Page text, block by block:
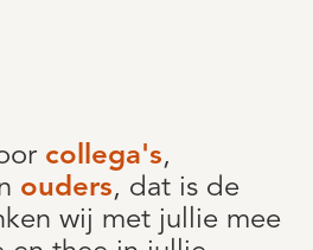
collega's,
ouders, dat is de
wij met jullie mee